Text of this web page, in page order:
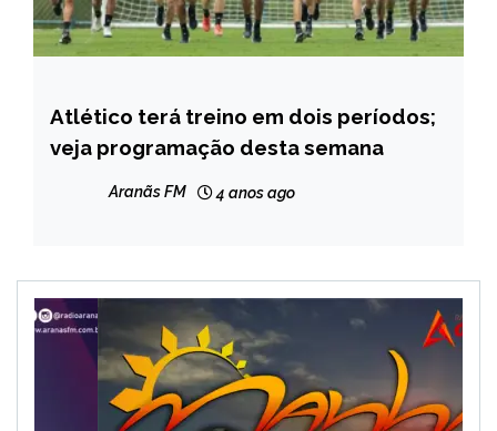
ESPORTES
Atlético terá treino em dois períodos;
veja programação desta semana
Aranãs FM 4 anos ago